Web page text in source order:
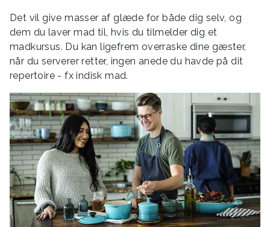
Det vil give masser af glæde for både dig selv, og
dem du laver mad til, hvis du tilmelder dig et
madkursus. Du kan ligefrem overraske dine gæster,
når du serverer retter, ingen anede du havde på dit
repertoire - fx indisk mad.